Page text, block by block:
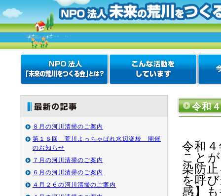
８月の河川清掃のご案内
第１６回 荒川よっちゃばれ水辺楽校 開催
のお知らせ
７月の河川清掃のご案内
６月の河川清掃のご案内
４月２６の河川清掃のご案内
令和
令和
こと
染防
を呼
感 】